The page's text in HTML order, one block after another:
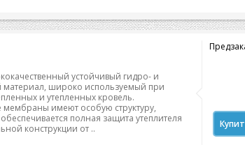
устойчивый гидро- и
широко используемый при
и утепленных кровель.
имеют особую структуру,
полная защита утеплителя
конструкции от ..